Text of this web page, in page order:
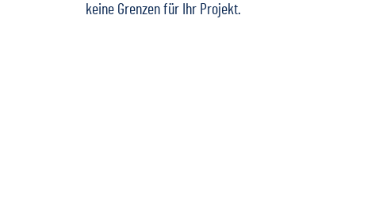
keine Grenzen für Ihr Projekt.